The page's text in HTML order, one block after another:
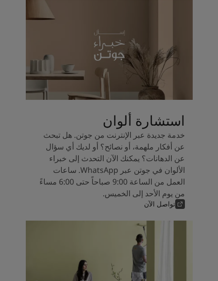
استشارة ألوان
خدمة جديدة عبر الإنترنت من جوتن. هل تبحث
عن أفكار ملهمة، أو نصائح؟ أو لديك أي سؤال
عن الدهانات؟ يمكنك الآن التحدث إلى خبراء
الألوان في جوتن عبر WhatsApp. ساعات
العمل من الساعة 9:00 صباحاً حتى 6:00 مساءً
من يوم الأحد إلى الخميس.
تواصل الآن